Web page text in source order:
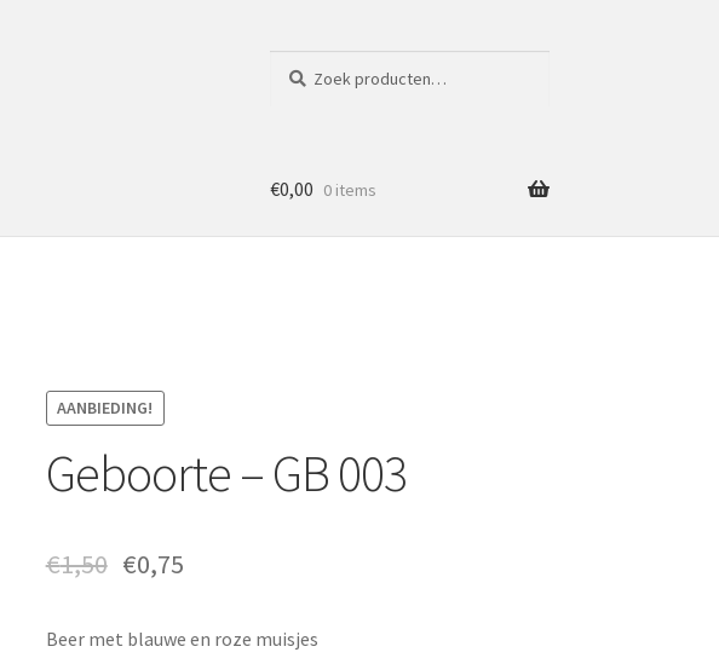
naar:
€0,00 0 items
AANBIEDING!
Geboorte – GB 003
€1,50 €0,75
Beer met blauwe en roze muisjes